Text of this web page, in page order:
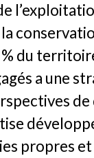
du
a une
de
propres